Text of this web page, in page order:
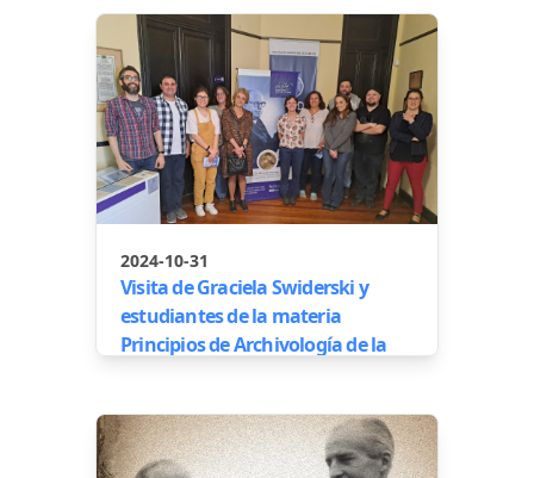
2024-10-31
Visita de Graciela Swiderski y
estudiantes de la materia
Principios de Archivología de la
UBA